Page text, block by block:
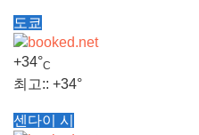
도쿄
+34°C
최고:: +34°
최저::+26°
센다이 시